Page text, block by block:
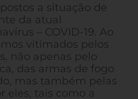
a situação de
da atual
– COVID-19. Ao
vitimados pelos
não apenas pelo
das armas de fogo
mas também pelas
eles, tais como a